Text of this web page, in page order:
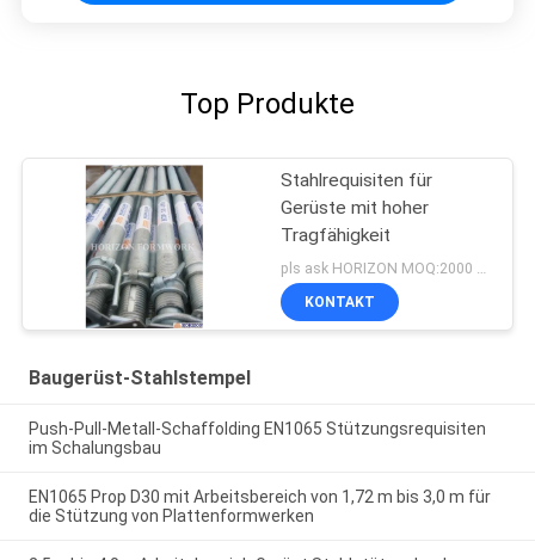
Top Produkte
Stahlrequisiten für
Gerüste mit hoher
Tragfähigkeit
pls ask HORIZON MOQ:2000 Stück
KONTAKT
Baugerüst-Stahlstempel
Push-Pull-Metall-Schaffolding EN1065 Stützungsrequisiten
im Schalungsbau
EN1065 Prop D30 mit Arbeitsbereich von 1,72 m bis 3,0 m für
die Stützung von Plattenformwerken